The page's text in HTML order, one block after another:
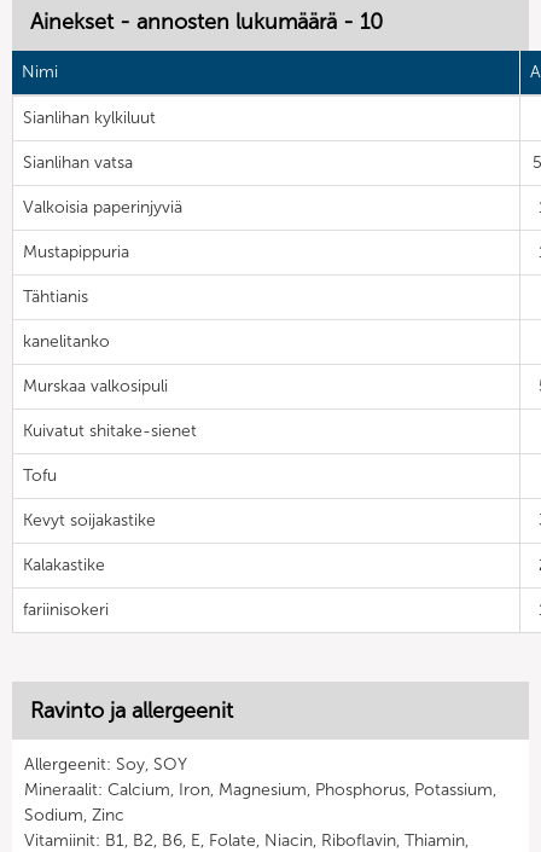
Ainekset - annosten lukumäärä - 10
Nimi
Sianlihan kylkiluut
Sianlihan vatsa
Valkoisia paperinjyviä
Mustapippuria
Tähtianis
kanelitanko
Murskaa valkosipuli
Kuivatut shitake-sienet
Tofu
Kevyt soijakastike
Kalakastike
fariinisokeri
Ravinto ja allergeenit
Allergeenit: Soy, SOY
Mineraalit: Calcium, Iron, Magnesium, Phosphorus, Potassium,
Sodium, Zinc
Vitamiinit: B1, B2, B6, E, Folate, Niacin, Riboflavin, Thiamin,